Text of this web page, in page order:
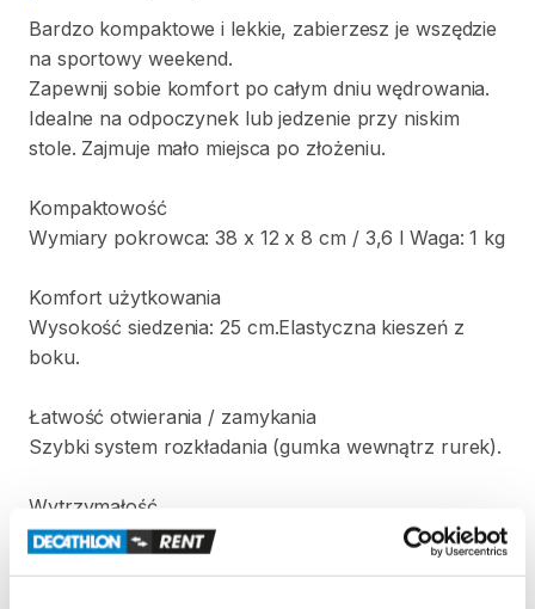
Bardzo kompaktowe i lekkie​,​ zabierzesz je wszędzie
na sportowy weekend.
Zapewnij sobie komfort po całym dniu wędrowania.
Idealne na odpoczynek lub jedzenie przy niskim
stole. Zajmuje mało miejsca po złożeniu.
Kompaktowość
Wymiary pokrowca: 38 x 12 x 8 cm ​/​ 3​,​6 l Waga: 1 kg
Komfort użytkowania
Wysokość siedzenia: 25 cm.Elastyczna kieszeń z
boku.
Łatwość otwierania ​/​ zamykania
Szybki system rozkładania (gumka wewnątrz rurek).
Wytrzymałość
Solidny stelaż i tkanina. obciążenie: 110